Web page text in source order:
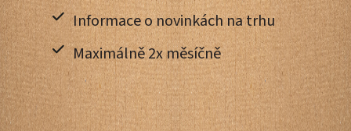
Informace o novinkách na trhu
Maximálně 2x měsíčně